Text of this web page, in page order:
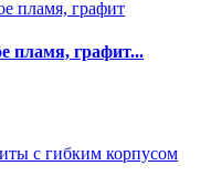
пламя, графит...